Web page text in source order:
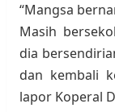
“Mangsa
Masih
dia
dan kembali
lapor Koperal